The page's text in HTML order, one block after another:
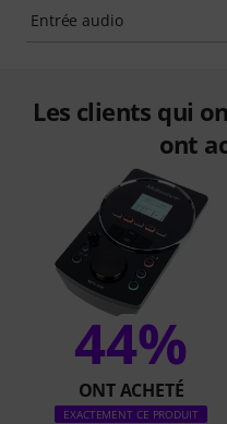
Entrée audio
Les clients qui
ont
44%
ONT ACHETÉ
EXACTEMENT CE PRODUIT